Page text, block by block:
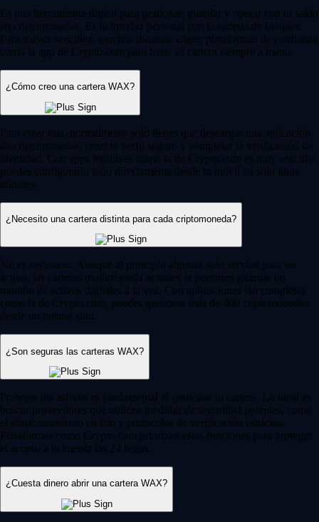
Es una herramienta digital para gestionar, guardar y operar con tu saldo
en criptomonedas. Es tu interfaz personal con la cadena de bloques.
Para mayor sencillez, muchos usuarios eligen plataformas de confianza
como la app de Crypto.com para tener su cartera siempre a mano.
¿Cómo creo una cartera WAX?
Para crear una, normalmente solo tienes que descargar una aplicación
de criptomonedas, crear tu perfil seguro y completar la verificación de
identidad. Con apps intuitivas como la de Crypto.com es muy sencillo:
puedes configurarlo todo directamente desde tu móvil en solo unos
minutos.
¿Necesito una cartera distinta para cada criptomoneda?
No es necesario. Aunque al principio algunas solo servían para un
activo, las carteras multimoneda actuales te permiten guardar un
montón de activos digitales a la vez. Con aplicaciones tan completas
como la de Crypto.com, puedes gestionar más de 400 criptomonedas
desde un mismo sitio.
¿Son seguras las carteras WAX?
Proteger tus activos es fundamental al gestionar tu cartera. Lo ideal es
buscar proveedores que utilicen medidas de seguridad potentes, como
el almacenamiento en frío y protocolos de verificación estrictos.
Plataformas como Crypto.com priorizan estas funciones para proteger
el acceso a tu cuenta las 24 horas.
¿Cuesta dinero abrir una cartera WAX?